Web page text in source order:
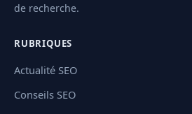
de recherche.
RUBRIQUES
Actualité SEO
Conseils SEO